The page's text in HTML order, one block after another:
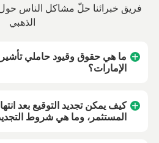
فريق خبرائنا حلّ مشاكل الناس حول
الذهبي
ما هي حقوق وقيود حاملي
الإمارات؟
كيف يمكن تجديد التوقيع بعد
المستثمر، وما هي شروط